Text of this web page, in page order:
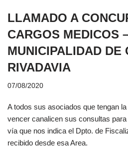
LLAMADO A
CARGOS MEDICOS
MUNICIPALIDAD DE
RIVADAVIA
07/08/2020
A todos sus asociados que tengan
vencer canalicen sus consultas
vía que nos indica el Dpto. de
recibido desde esa Area.